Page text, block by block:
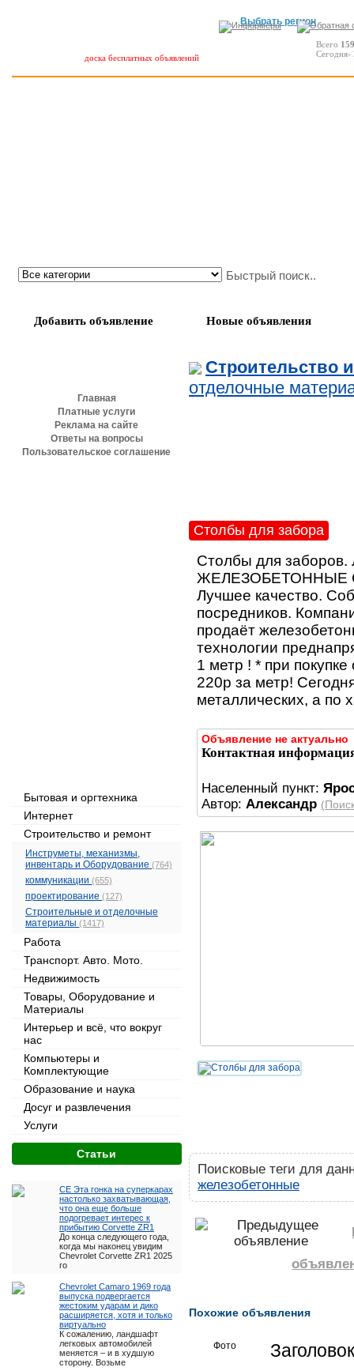
Выбрать регион
Всего
Сегодня-
доска бесплатных объявлений
Добавить объявление Новые объявления
Главная
Платные услуги
Реклама на сайте
Ответы на вопросы
Пользовательское соглашение
Бытовая и оргтехника
Интернет
Строительство и ремонт
Инструметы, механизмы,
инвентарь и Оборудование (764)
коммуникации (655)
проектирование (127)
Строительные и отделочные
материалы (1417)
Работа
Транспорт. Авто. Мото.
Недвижимость
Товары, Оборудование и
Материалы
Интерьер и всё, что вокруг
нас
Компьютеры и
Комплектующие
Образование и наука
Досуг и развлечения
Услуги
Cтатьи
CE Эта гонка на суперкарах
настолько захватывающая,
что она еще больше
подогревает интерес к
прибытию Corvette ZR1
До конца следующего года,
когда мы наконец увидим
Chevrolet Corvette ZR1 2025
го
Chevrolet Camaro 1969 года
выпуска подвергается
жестоким ударам и дико
расширяется, хотя и только
виртуально
К сожалению, ландшафт
легковых автомобилей
меняется – и в худшую
сторону. Возьме
Строительство
отделочные
Столбы для забора
Столбы для заборов.
ЖЕЛЕЗОБЕТОННЫЕ
Лучшее качество.
посредников.
продаёт
технологии
1 метр ! * при
220р за метр!
металлических, а по
Объявление не актуально
Контактная
Населенный пункт:
Автор: Александр
Поисковые теги для
железобетонные
Похожие объявления
Фото
Заголовок